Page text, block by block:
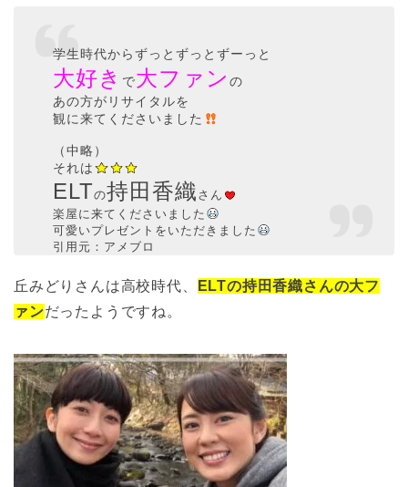
学生時代からずっとずっとずーっと
大好き で大ファンの
あの方がリサイタルを
観に来てくださいました
（中略）
それは
ELTの持田香織 さん
楽屋に来てくださいました
可愛いプレゼントをいただきました
引用元：アメブロ
丘みどりさんは高校時代、
ELTの持田香織さんの大フ
ァンだったようですね。